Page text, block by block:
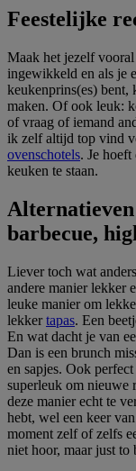
Feestelijke
Maak het jezelf
ingewikkeld en als je
keukenprins(es) bent,
maken. Of ook leuk:
of vraag of iemand
ik zelf altijd top vind
ovenschotels. Je
keuken te staan.
barbecue,
Liever toch wat
andere manier lekker
leuke manier om
lekkertapas. Een
En wat dacht je van
Dan is een brunch
en sapjes. Ook
superleuk om nieuwe
deze manier echt te
hebt, wel een keer
moment zelf of zelfs
niet hoor, maar just to